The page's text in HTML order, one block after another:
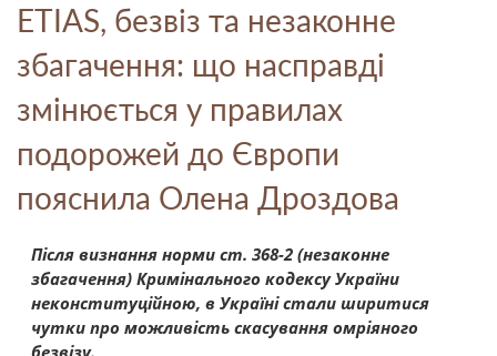
ETIAS, безвіз та незаконне
збагачення: що насправді
змінюється у правилах
подорожей до Європи
пояснила Олена Дроздова
Після визнання норми ст. 368-2 (незаконне
збагачення) Кримінального кодексу України
неконституційною, в Україні стали ширитися
чутки про можливість скасування омріяного
безвізу.